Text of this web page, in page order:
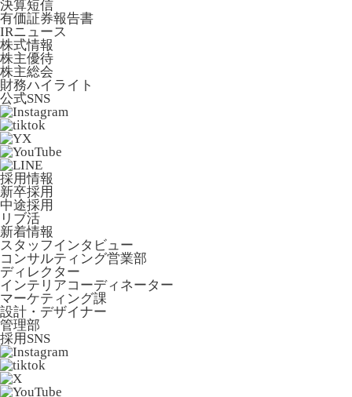
決算短信
有価証券報告書
IRニュース
株式情報
株主優待
株主総会
財務ハイライト
公式SNS
採用情報
新卒採用
中途採用
リブ活
新着情報
スタッフインタビュー
コンサルティング営業部
ディレクター
インテリアコーディネーター
マーケティング課
設計・デザイナー
管理部
採用SNS